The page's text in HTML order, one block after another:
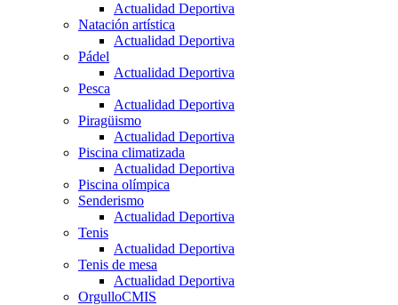
Actualidad Deportiva
Natación artística
Actualidad Deportiva
Pádel
Actualidad Deportiva
Pesca
Actualidad Deportiva
Piragüismo
Actualidad Deportiva
Piscina climatizada
Actualidad Deportiva
Piscina olímpica
Senderismo
Actualidad Deportiva
Tenis
Actualidad Deportiva
Tenis de mesa
Actualidad Deportiva
OrgulloCMIS